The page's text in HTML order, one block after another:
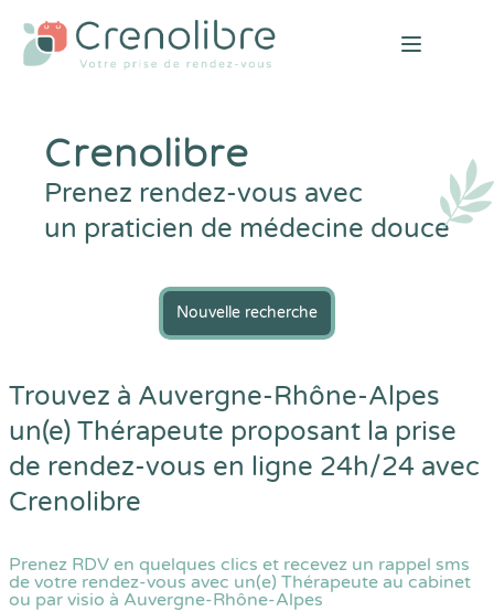
Open
Crenolibre
Prenez rendez-vous avec
un praticien de médecine douce
Nouvelle recherche
Trouvez à Auvergne-Rhône-Alpes
un(e) Thérapeute proposant la prise
de rendez-vous en ligne 24h/24 avec
Crenolibre
Prenez RDV en quelques clics et recevez un rappel sms
de votre rendez-vous avec un(e) Thérapeute au cabinet
ou par visio à Auvergne-Rhône-Alpes